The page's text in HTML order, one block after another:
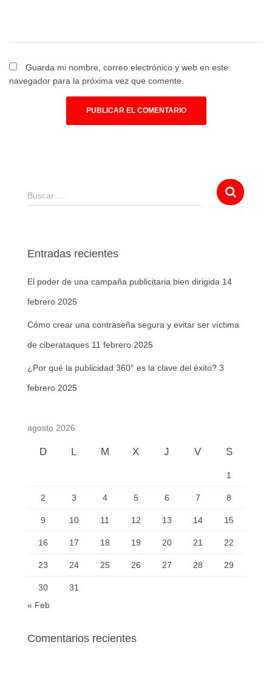
Guarda mi nombre, correo electrónico y web en este
navegador para la próxima vez que comente.
Buscar …
Entradas recientes
El poder de una campaña publicitaria bien dirigida 14
febrero 2025
Cómo crear una contraseña segura y evitar ser víctima
de ciberataques 11 febrero 2025
¿Por qué la publicidad 360° es la clave del éxito? 3
febrero 2025
agosto 2026
D L M X J V S
1
2 3 4 5 6 7 8
9 10 11 12 13 14 15
16 17 18 19 20 21 22
23 24 25 26 27 28 29
30
31
« Feb
Comentarios recientes